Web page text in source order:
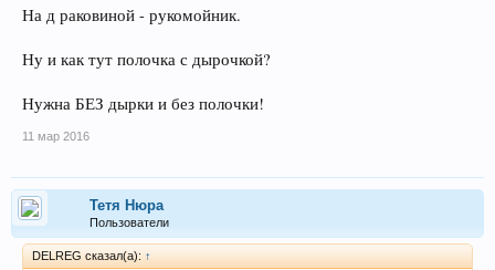
На д раковиной - рукомойник.
Ну и как тут полочка с дырочкой?
Нужна БЕЗ дырки и без полочки!
11 мар 2016
Тетя Нюра
Пользователи
DELREG сказал(а): ↑